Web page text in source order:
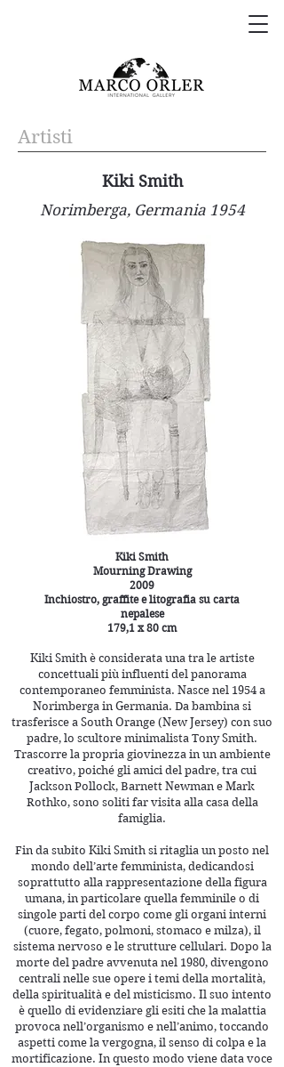
Artisti
Kiki Smith
Norimberga, Germania 1954
Kiki Smith
Mourning Drawing
2009
Inchiostro, graffite e litografia su carta
nepalese
179,1 x 80 cm
Kiki Smith è considerata una tra le artiste
concettuali più influenti del panorama
contemporaneo femminista. Nasce nel 1954 a
Norimberga in Germania. Da bambina si
trasferisce a South Orange (New Jersey) con suo
padre, lo scultore minimalista Tony Smith.
Trascorre la propria giovinezza in un ambiente
creativo, poiché gli amici del padre, tra cui
Jackson Pollock, Barnett Newman e Mark
Rothko, sono soliti far visita alla casa della
famiglia.
Fin da subito Kiki Smith si ritaglia un posto nel
mondo dell’arte femminista, dedicandosi
soprattutto alla rappresentazione della figura
umana, in particolare quella femminile o di
singole parti del corpo come gli organi interni
(cuore, fegato, polmoni, stomaco e milza), il
sistema nervoso e le strutture cellulari. Dopo la
morte del padre avvenuta nel 1980, divengono
centrali nelle sue opere i temi della mortalità,
della spiritualità e del misticismo. Il suo intento
è quello di evidenziare gli esiti che la malattia
provoca nell’organismo e nell’animo, toccando
aspetti come la vergogna, il senso di colpa e la
mortificazione. In questo modo viene data voce